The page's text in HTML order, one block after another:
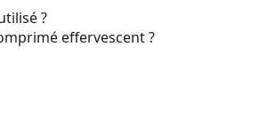
?
effervescent ?